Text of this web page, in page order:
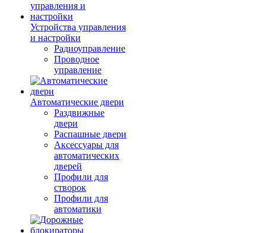
Устройства управления
и настройки
Радиоуправление
Проводное
управление
Автоматические двери
Раздвижные
двери
Распашные двери
Аксессуары для
автоматических
дверей
Профили для
створок
Профили для
автоматики